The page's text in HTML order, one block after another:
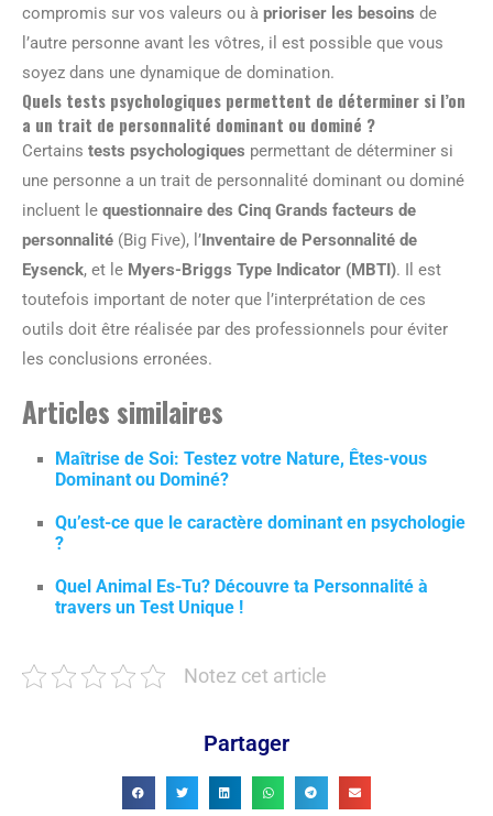
compromis sur vos valeurs ou à prioriser les besoins de
l’autre personne avant les vôtres, il est possible que vous
soyez dans une dynamique de domination.
Quels tests psychologiques permettent de déterminer si l’on
a un trait de personnalité dominant ou dominé ?
Certains tests psychologiques permettant de déterminer si
une personne a un trait de personnalité dominant ou dominé
incluent le questionnaire des Cinq Grands facteurs de
personnalité (Big Five), l’Inventaire de Personnalité de
Eysenck, et le Myers-Briggs Type Indicator (MBTI). Il est
toutefois important de noter que l’interprétation de ces
outils doit être réalisée par des professionnels pour éviter
les conclusions erronées.
Articles similaires
Maîtrise de Soi: Testez votre Nature, Êtes-vous
Dominant ou Dominé?
Qu’est-ce que le caractère dominant en psychologie
?
Quel Animal Es-Tu? Découvre ta Personnalité à
travers un Test Unique !
Notez cet article
Partager